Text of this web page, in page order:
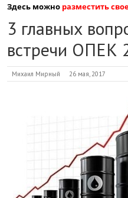
Здесь можно разместить
3 главных
встречи ОПЕК
Михаил Мирный 26 мая, 2017